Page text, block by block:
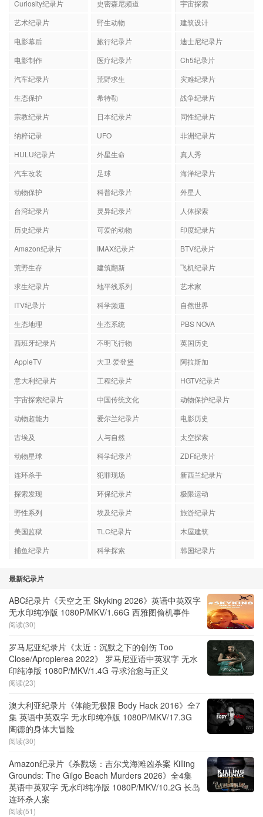
Curiosity纪录片 史密森尼频道
宇宙探索
艺术纪录片
野生动物
建筑设计
电影幕后
旅行纪录片
迪士尼纪录片
电影制作
医疗纪录片
Ch5纪录片
汽车纪录片
荒野求生
灾难纪录片
生态保护
希特勒
战争纪录片
宗教纪录片
日本纪录片
同性纪录片
纳粹记录
UFO
非洲纪录片
HULU纪录片
外星生命
真人秀
汽车改装
足球
海洋纪录片
动物保护
科普纪录片
外星人
台湾纪录片
灵异纪录片
人体探索
历史纪录片
可爱的动物
印度纪录片
Amazon纪录片
IMAX纪录片
BTV纪录片
荒野生存
建筑翻新
飞机纪录片
求生纪录片
地平线系列
艺术家
ITV纪录片
科学频道
自然世界
生态地理
生态系统
PBS NOVA
西班牙纪录片
不明飞行物
英国历史
AppleTV
大卫·爱登堡
阿拉斯加
意大利纪录片
工程纪录片
HGTV纪录片
宇宙探索纪录片
中国传统文化
动物保护纪录片
动物超能力
爱尔兰纪录片
电影历史
古埃及
人与自然
太空探索
动物星球
科学纪录片
ZDF纪录片
连环杀手
犯罪现场
新西兰纪录片
探索发现
环保纪录片
极限运动
野性系列
埃及纪录片
旅游纪录片
美国监狱
TLC纪录片
木屋建筑
捕鱼纪录片
科学探索 韩国纪录片
最新纪录片
ABC纪录片《天空之王 Skyking 2026》英语中英双字
无水印纯净版 1080P/MKV/1.66G 西雅图偷机事件
阅读(30)
罗马尼亚纪录片《太近：沉默之下的创伤 Too
Close/Apropierea 2022》 罗马尼亚语中英双字 无水
印纯净版 1080P/MKV/1.4G 寻求治愈与正义
阅读(23)
澳大利亚纪录片《体能无极限 Body Hack 2016》全7
集 英语中英双字 无水印纯净版 1080P/MKV/17.3G
陶德的身体大冒险
阅读(30)
Amazon纪录片《杀戮场：吉尔戈海滩凶杀案 Killing
Grounds: The Gilgo Beach Murders 2026》全4集
英语中英双字 无水印纯净版 1080P/MKV/10.2G 长岛
连环杀人案
阅读(51)